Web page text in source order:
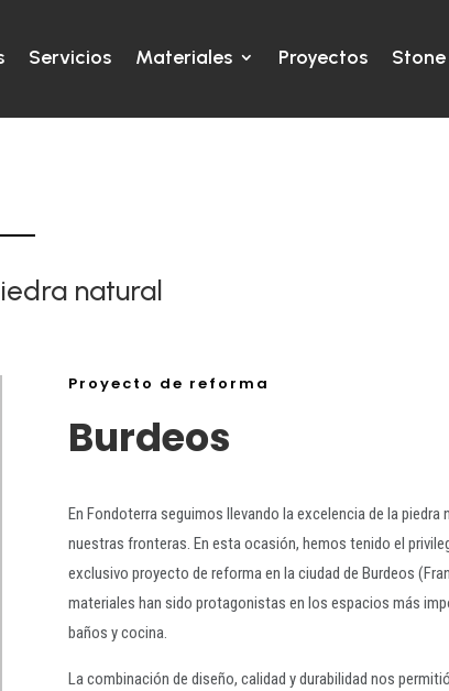
Servicios Materiales Proyectos
natural
Proyecto de reforma
Burdeos
En Fondoterra seguimos llevando la excelencia de la piedra
nuestras fronteras. En esta ocasión, hemos tenido el
exclusivo proyecto de reforma en la ciudad de Burdeos
materiales han sido protagonistas en los espacios más
baños y cocina.
La combinación de diseño, calidad y durabilidad nos